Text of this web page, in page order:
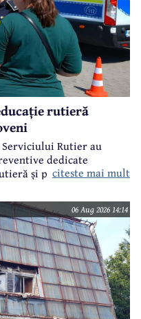
rutieră
Rutier au
dedicate
și promovării unui
citeste mai mult
06 Aug 2026 14:14